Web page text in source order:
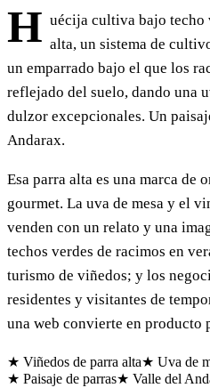
H uécija cultiva bajo techo
alta, un sistema de
un emparrado bajo el que los
reflejado del suelo, dando una
dulzor excepcionales. Un
Andarax.
Esa parra alta es una marca de
gourmet. La uva de mesa y el
venden con un relato y una
techos verdes de racimos en
turismo de viñedos; y los
residentes y visitantes de
una web convierte en producto
★ Viñedos de parra alta★ Uva de
★ Paisaje de parras★ Valle del